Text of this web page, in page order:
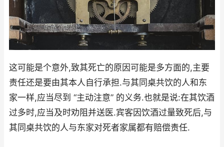
这可能是个意外,致其死亡的原因可能是多方面的,主要
责任还是要由其本人自行承担.与其同桌共饮的人和东
家一样,应当尽到 “主动注意” 的义务.也就是说:在其饮酒
过多时,应当及时劝阻并送医.宾客因饮酒过量致死后,与
其同桌共饮的人与东家对死者家属都有赔偿责任.